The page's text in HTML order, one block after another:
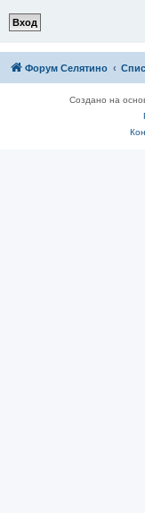
Форум Селятино
Создано на